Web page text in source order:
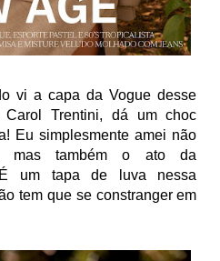
vi a capa da Vogue desse
Trentini, dá um choc
Eu simplesmente amei não
mas também o ato da
um tapa de luva nessa
tem que se constranger em